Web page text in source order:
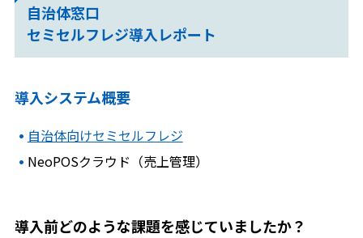
自治体窓口
セミセルフレジ導入レポート
導入システム概要
自治体向けセミセルフレジ
NeoPOSクラウド（売上管理）
導入前どのような課題を感じていましたか？